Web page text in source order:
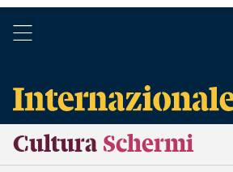
Cultura Schermi